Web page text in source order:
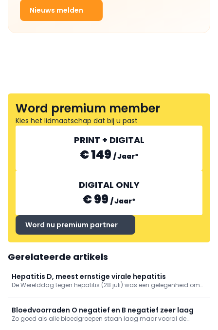
Nieuws melden
Word premium member
Kies het lidmaatschap dat bij u past
PRINT + DIGITAL
€ 149 /Jaar*
DIGITAL ONLY
€ 99 /Jaar*
Word nu premium partner
Gerelateerde artikels
Hepatitis D, meest ernstige virale hepatitis
De Werelddag tegen hepatitis (28 juli) was een gelegenheid om
Bloedvoorraden O negatief en B negatief zeer laag
Zo goed als alle bloedgroepen staan laag maar vooral de